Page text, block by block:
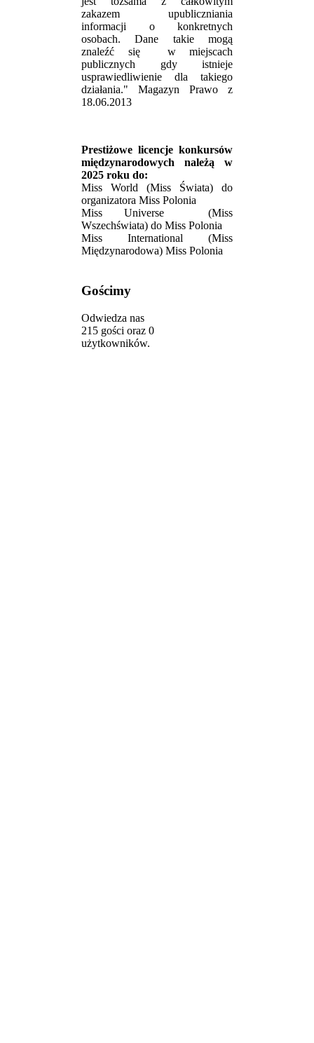
zakazem upubliczniania
informacji o konkretnych
osobach. Dane takie mogą
znaleźć się w miejscach
publicznych gdy istnieje
usprawiedliwienie dla takiego
działania." Magazyn Prawo z
18.06.2013
Prestiżowe licencje konkursów
międzynarodowych należą w
2025 roku do:
Miss World (Miss Świata) do
organizatora Miss Polonia
Miss Universe (Miss
Wszechświata) do Miss Polonia
Miss International (Miss
Międzynarodowa) Miss Polonia
Gościmy
Odwiedza nas
215 gości oraz 0
użytkowników.